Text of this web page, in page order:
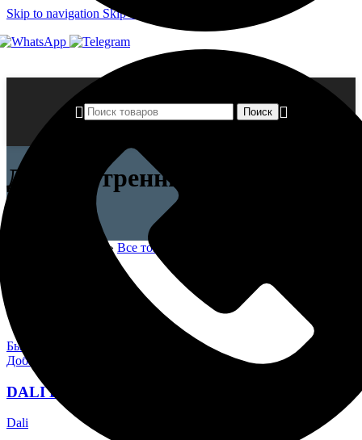
Skip to navigation Skip to main content
Поиск
Для внутренних и наружных
работ
» Все товары
Быстрый просмотр
Добавить в список желаний
DALI Краска колеровочная 0,25л
Dali